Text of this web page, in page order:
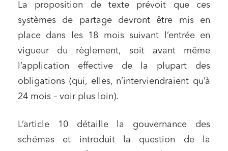
La proposition de texte prévoit que ces
systèmes de partage devront être mis en
place dans les 18 mois suivant l’entrée en
vigueur du règlement, soit avant même
l’application effective de la plupart des
obligations (qui, elles, n’interviendraient qu’à
24 mois – voir plus loin).
L’article 10 détaille la gouvernance des
schémas et introduit la question de la